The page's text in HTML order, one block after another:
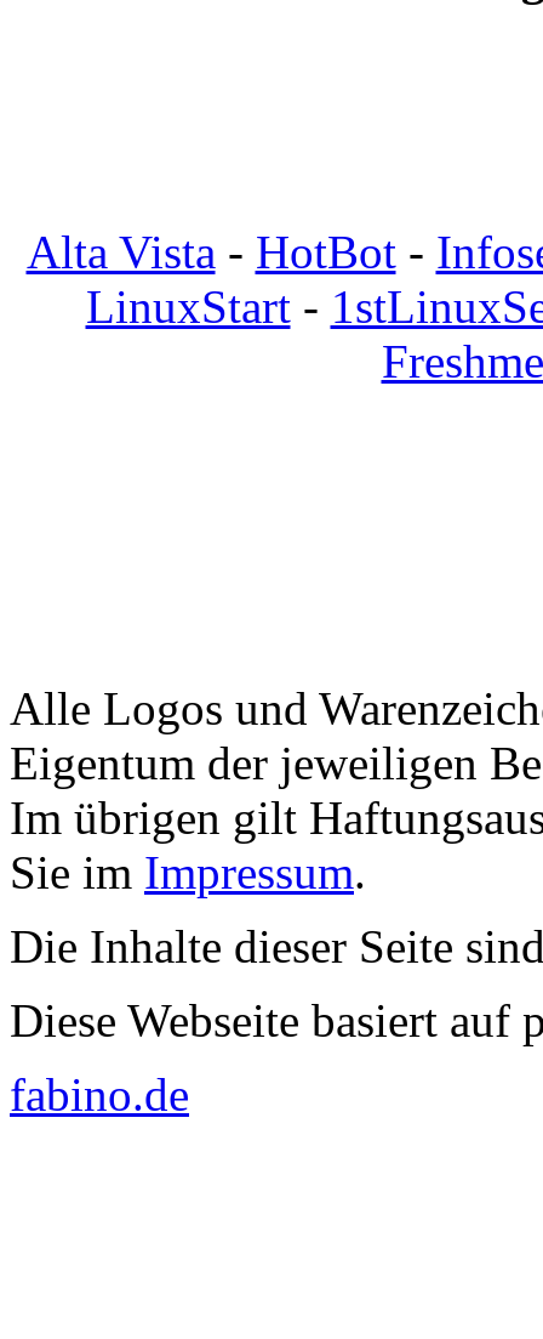
Alta Vista - HotBot-
LinuxStart-
Alle Logos und
Eigentum der jeweiligen
Im übrigen gilt
Sie im Impressum.
Die Inhalte dieser Seite
Diese Webseite basiert auf
fabino.de